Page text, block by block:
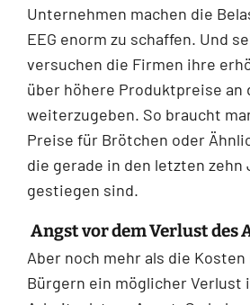
Unternehmen machen die
EEG enorm zu schaffen. Und
versuchen die Firmen ihre
über höhere Produktpreise an
weiterzugeben. So braucht
Preise für Brötchen oder
die gerade in den letzten zehn
gestiegen sind.
Angst vor dem Verlust des
Aber noch mehr als die
Bürgern ein möglicher Verlust